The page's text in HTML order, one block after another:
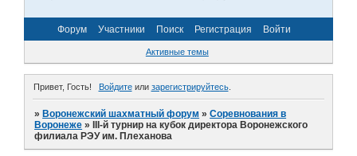
Форум Участники Поиск Регистрация Войти
Активные темы
Привет, Гость! Войдитеили зарегистрируйтесь.
»Воронежский шахматный форум »Соревнования в
Воронеже »III-й турнир на кубок директора Воронежского
филиала РЭУ им. Плеханова